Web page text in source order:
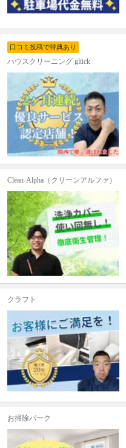
口コミ投稿で特典あり
ハウスクリーニング glück
Clean-Alpha（クリーンアルファ）
クラフト
お掃除パーク